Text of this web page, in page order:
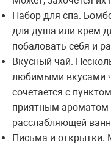
Набор для спа.
для душа или крем
побаловать себя и
Вкусный чай.
любимыми вкусами
сочетается с
приятным ароматом
расслабляющей
Письма и открытки.